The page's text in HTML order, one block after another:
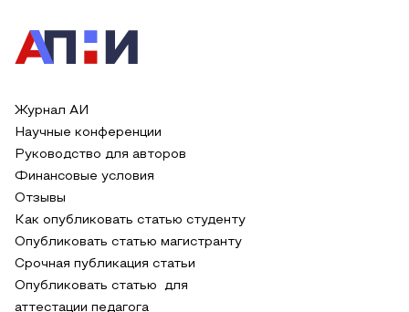
Журнал АИ
Научные конференции
Руководство для авторов
Финансовые условия
Отзывы
Как опубликовать статью студенту
Опубликовать статью магистранту
Срочная публикация статьи
Опубликовать статью для
аттестации педагога